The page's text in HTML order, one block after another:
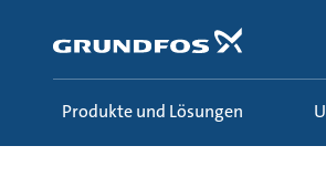
springen
Produkte und Lösungen